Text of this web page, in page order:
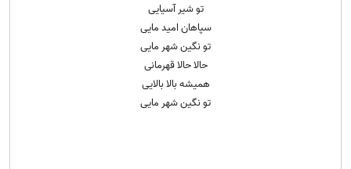
تو شیر آسیایی
سپاهان امید مایی
تو نگین شهر مایی
حالا حالا قهرمانی
همیشه بالا بالایی
تو نگین شهر مایی